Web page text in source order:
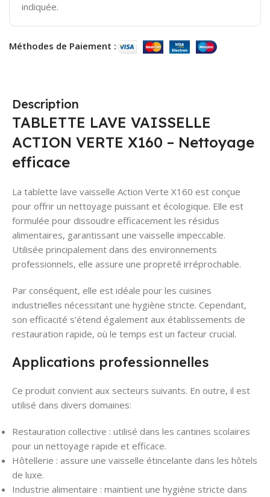
indiquée.
Méthodes de Paiement :
Description
TABLETTE LAVE VAISSELLE
ACTION VERTE X160 – Nettoyage
efficace
La tablette lave vaisselle Action Verte X160 est conçue
pour offrir un nettoyage puissant et écologique. Elle est
formulée pour dissoudre efficacement les résidus
alimentaires, garantissant une vaisselle impeccable.
Utilisée principalement dans des environnements
professionnels, elle assure une propreté irréprochable.
Par conséquent, elle est idéale pour les cuisines
industrielles nécessitant une hygiène stricte. Cependant,
son efficacité s’étend également aux établissements de
restauration rapide, où le temps est un facteur crucial.
Applications professionnelles
Ce produit convient aux secteurs suivants. En outre, il est
utilisé dans divers domaines:
Restauration collective : utilisé dans les cantines scolaires
pour un nettoyage rapide et efficace.
Hôtellerie : assure une vaisselle étincelante dans les hôtels
de luxe.
Industrie alimentaire : maintient une hygiène stricte dans